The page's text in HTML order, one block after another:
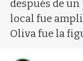
después de
local fue
Oliva fue la